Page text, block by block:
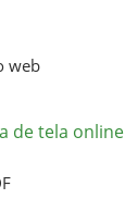
web
de tela online